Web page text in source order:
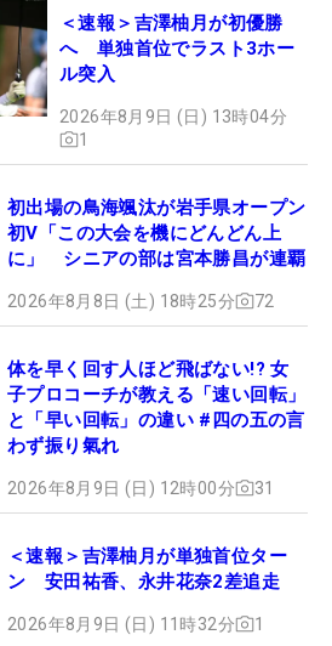
＜速報＞吉澤柚月が初優勝
へ 単独首位でラスト3ホー
ル突入
2026年8月9日 (日) 13時04分
1
初出場の鳥海颯汰が岩手県オープン
初V「この大会を機にどんどん上
に」 シニアの部は宮本勝昌が連覇
2026年8月8日 (土) 18時25分 72
体を早く回す人ほど飛ばない!? 女
子プロコーチが教える「速い回転」
と「早い回転」の違い #四の五の言
わず振り氣れ
2026年8月9日 (日) 12時00分 31
＜速報＞吉澤柚月が単独首位ター
ン 安田祐香、永井花奈2差追走
2026年8月9日 (日) 11時32分 1